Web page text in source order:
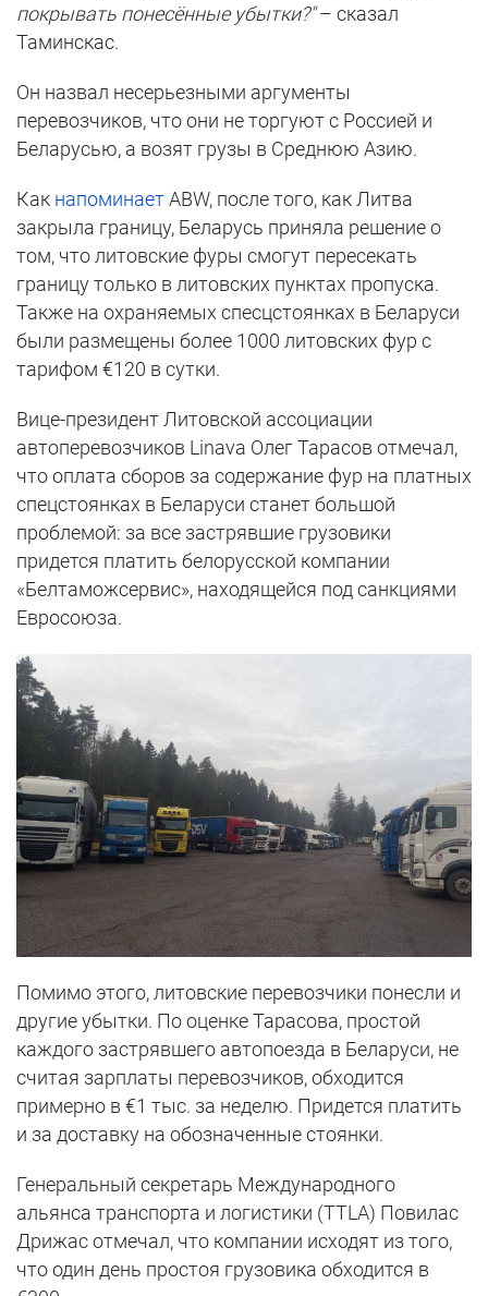
покрывать понесённые убытки?"– сказал
Таминскас.
Он назвал несерьезными аргументы
перевозчиков, что они не торгуют с Россией и
Беларусью, а возят грузы в Среднюю Азию.
Как напоминаетABW, после того, как Литва
закрыла границу, Беларусь приняла решение о
том, что литовские фуры смогут пересекать
границу только в литовских пунктах пропуска.
Также на охраняемых спесцстоянках в Беларуси
были размещены более 1000 литовских фур с
тарифом €120 в сутки.
Вице-президент Литовской ассоциации
автоперевозчиков Linava Олег Тарасов отмечал,
что оплата сборов за содержание фур на платных
спецстоянках в Беларуси станет большой
проблемой: за все застрявшие грузовики
придется платить белорусской компании
«Белтаможсервис», находящейся под санкциями
Евросоюза.
Помимо этого, литовские перевозчики понесли и
другие убытки. По оценке Тарасова, простой
каждого застрявшего автопоезда в Беларуси, не
считая зарплаты перевозчиков, обходится
примерно в €1 тыс. за неделю. Придется платить
и за доставку на обозначенные стоянки.
Генеральный секретарь Международного
альянса транспорта и логистики (TTLA) Повилас
Дрижас отмечал, что компании исходят из того,
что один день простоя грузовика обходится в